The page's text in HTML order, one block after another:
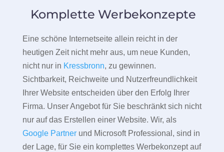
Komplette Werbekonzepte
Eine schöne Internetseite allein reicht in der
heutigen Zeit nicht mehr aus, um neue Kunden,
nicht nur in Kressbronn, zu gewinnen.
Sichtbarkeit, Reichweite und Nutzerfreundlichkeit
Ihrer Website entscheiden über den Erfolg Ihrer
Firma. Unser Angebot für Sie beschränkt sich nicht
nur auf das Erstellen einer Website. Wir, als
Google Partnerund Microsoft Professional, sind in
der Lage, für Sie ein komplettes Werbekonzept auf